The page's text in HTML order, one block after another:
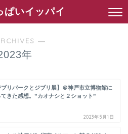
ぱいイッパイ
―
年
ブリパークとジブリ展】＠神戸市立博物館に
きた感想。”カオナシと２ショット”
2023年5月1日